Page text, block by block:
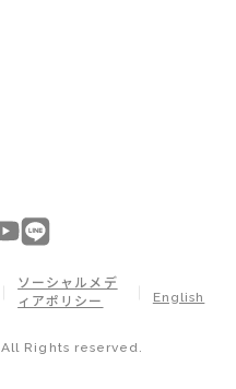
Rights reserved.
ソーシャルメデ
ィアポリシー
English